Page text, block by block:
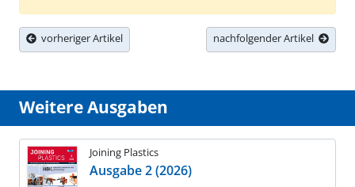
vorheriger Artikel nachfolgender Artikel
Weitere Ausgaben
Joining Plastics
Ausgabe 2 (2026)